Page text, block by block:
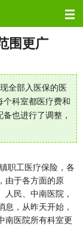
围更广
全部入医保的医
个科室都医疗费和
也进行了调整，
职工医疗保险，各
由于各方面的原
民、中南医院，
，从昨天开始，
南医院所有科室更